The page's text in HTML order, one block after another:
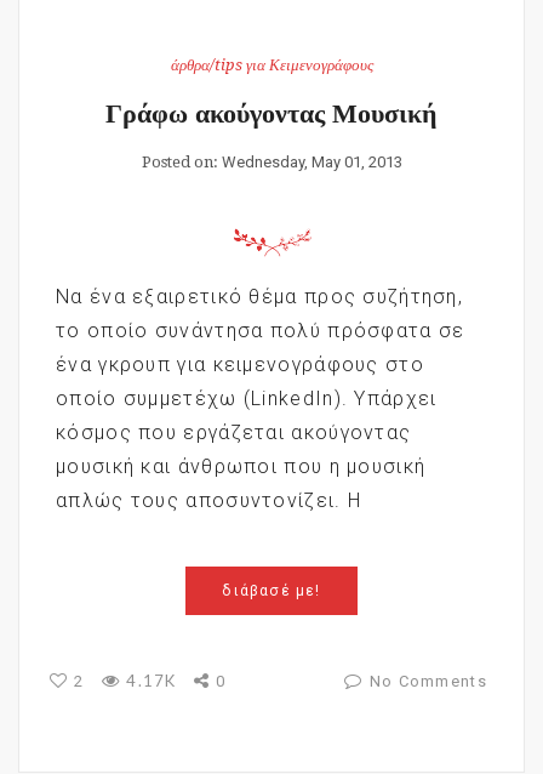
άρθρα/tips για Κειμενογράφους
Γράφω ακούγοντας Μουσική
Posted on: Wednesday, May 01, 2013
Να ένα εξαιρετικό θέμα προς συζήτηση,
το οποίο συνάντησα πολύ πρόσφατα σε
ένα γκρουπ για κειμενογράφους στο
οποίο συμμετέχω (LinkedIn). Υπάρχει
κόσμος που εργάζεται ακούγοντας
μουσική και άνθρωποι που η μουσική
απλώς τους αποσυντονίζει. Η
διάβασέ με!
2 4.17K 0 No Comments